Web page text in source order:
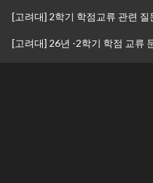
[고려대] 2학기 학점교류 관련 질
[고려대] 26년 -2학기 학점 교류